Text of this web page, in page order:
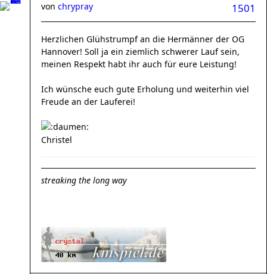
1501
von chrypray
Herzlichen Glühstrumpf an die Hermänner der OG
Hannover! Soll ja ein ziemlich schwerer Lauf sein,
meinen Respekt habt ihr auch für eure Leistung!
Ich wünsche euch gute Erholung und weiterhin viel
Freude an der Lauferei!
Christel
streaking the long way